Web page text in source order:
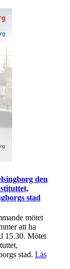
den
stad
mötet
att ha
15.30. Mötet
stad. Läs